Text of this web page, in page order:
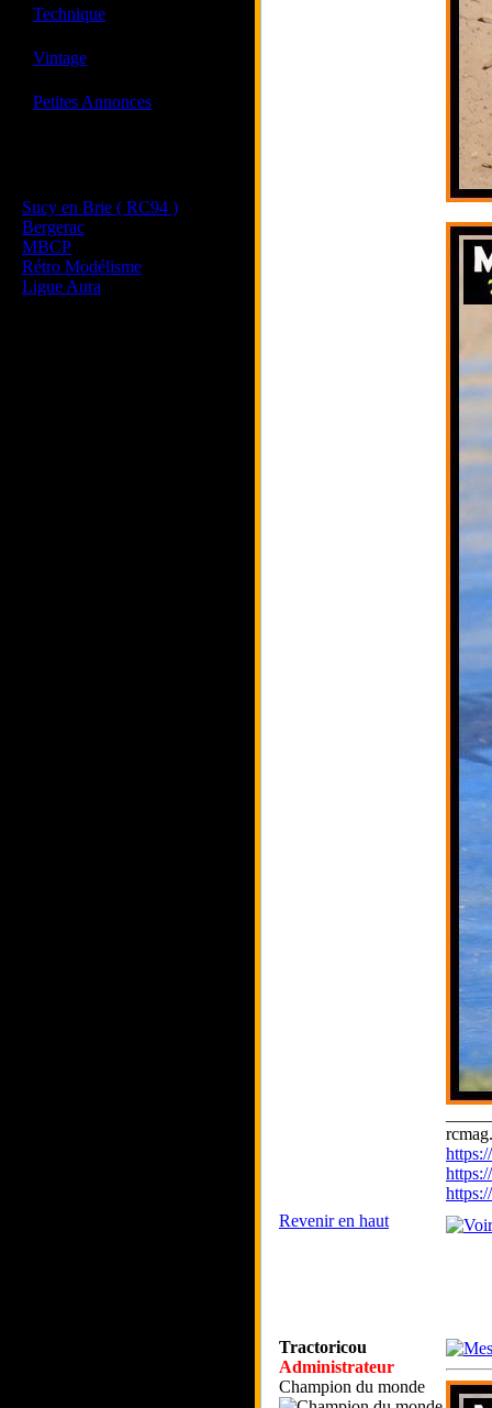
Technique
Vintage
Petites Annonces
Sucy en Brie ( RC94 )
Bergerac
MBCP
Rétro Modélisme
Ligue Aura
Revenir en haut
Tractoricou
Administrateur
Champion du monde